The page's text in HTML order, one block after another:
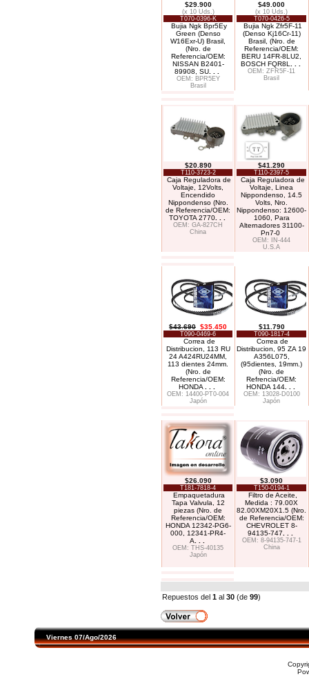
$29.900
(x 10 Uds.)
T070-0396-K
Bujia Ngk Bpr5Ey
Green (Denso
W16Exr-U) Brasil,
(Nro. de
Referencia/OEM:
NISSAN B2401-
89908, SU
OEM: BPR5EY
Brasil
$49.000
(x 10 Uds.)
T070-0426-5
Bujia Ngk Zfr5F-11
(Denso Kj16Cr-11)
Brasil, (Nro. de
Referencia/OEM:
BERU 14FR-8LU2,
BOSCH FQR8L
OEM: ZFR5F-11
Brasil
$20.890
T110-3723-2
Caja Reguladora de
Voltaje, 12Volts,
Encendido
Nippondenso (Nro.
de Referencia/OEM:
TOYOTA 2770. . .
OEM: GA-827CH
China
$41.290
T110-2397-5
Caja Reguladora de
Voltaje, Linea
Nippondenso, 14.5
Volts, Nro.
Nippondenso: 12600-
1060, Para
Alternadores 31100-
Pn7-0
OEM: IN-444
U.S.A
$43.690 $35.450
T090-0469-6
Correa de
Distribucion, 113 RU
24 A424RU24MM,
113 dientes 24mm.
(Nro. de
Referencia/OEM:
HONDA
OEM: 14400-PT0-004
Japón
$11.790
T090-1817-4
Correa de
Distribucion, 95 ZA 19
A356L075,
(95dientes, 19mm.)
(Nro. de
Refrencia/OEM:
HONDA 144. . .
OEM: 13028-D0100
Japón
$26.090
T181-7818-4
Empaquetadura
Tapa Valvula, 12
piezas (Nro. de
Referencia/OEM:
HONDA 12342-PG6-
000, 12341-PR4-
A
OEM: THS-40135
Japón
$3.090
T150-0194-1
Filtro de Aceite,
Medida : 79.00X
82.00XM20X1.5 (Nro.
de Referencia/OEM:
CHEVROLET 8-
94135-747
OEM: 8-94135-747-1
China
Repuestos del 1 al 30 (de 99)
Viernes 07/Ago/2026